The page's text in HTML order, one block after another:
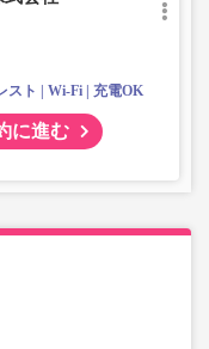
スト Wi-Fi 充電OK
に進む